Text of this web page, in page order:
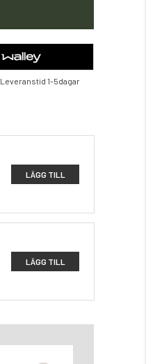
Leveranstid 1-5dagar
LÄGG TILL
LÄGG TILL